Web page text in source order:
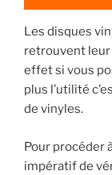
Les disques
retrouvent leur
effet si vous
plus l’utilité
de vinyles.
Pour procéder
impératif de